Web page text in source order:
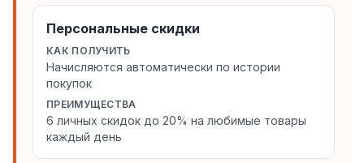
Персональные скидки
КАК ПОЛУЧИТЬ
Начисляются автоматически по истории
покупок
ПРЕИМУЩЕСТВА
6 личных скидок до 20% на любимые товары
каждый день